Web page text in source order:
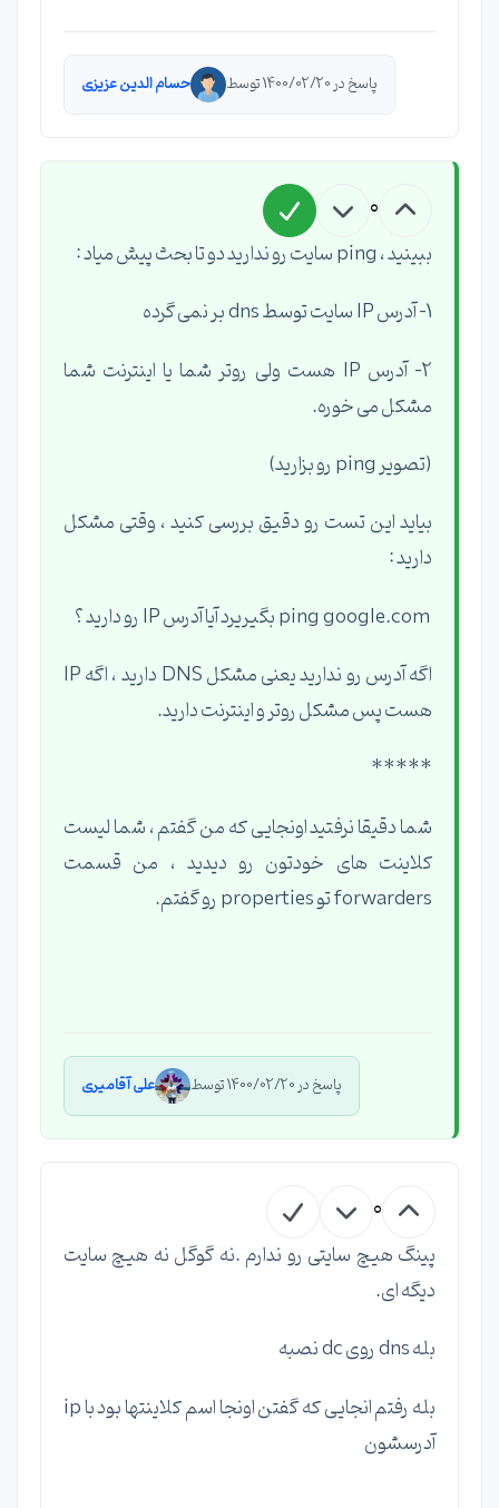
پاسخ در 1400/02/20 توسط حسام الدین عزیزی
0
ببینید ، ping سایت رو ندارید دو تا بحث پیش میاد :
1- آدرس IP سایت توسط dns بر نمی گرده
2- آدرس IP هست ولی روتر شما یا اینترنت شما
مشکل می خوره.
(تصویر ping رو بزارید)
بیاید این تست رو دقیق بررسی کنید ، وقتی مشکل
دارید :
اگه آدرس رو ندارید یعنی مشکل DNS دارید ، اگه IP
هست پس مشکل روتر و اینترنت دارید.
*****
شما دقیقا نرفتید اونجایی که من گفتم ، شما لیست
کلاینت های خودتون رو دیدید ، من قسمت
forwarders تو properties رو گفتم.
پاسخ در 1400/02/20 توسط علی آقامیری
0
پینگ هیچ سایتی رو ندارم .نه گوگل نه هیچ سایت
دیگه ای.
بله dns روی dc نصبه
بله رفتم انجایی که گفتن اونجا اسم کلاینتها بود با ip
آدرسشون